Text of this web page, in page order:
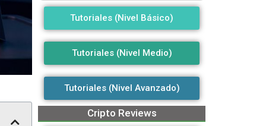
Tutoriales (Nivel Básico)
Tutoriales (Nivel Medio)
Tutoriales (Nivel Avanzado)
Cripto Reviews